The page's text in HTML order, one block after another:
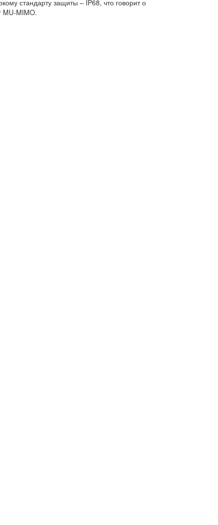
стандарту защиты – IP68, что говорит о
MU-MIMO.